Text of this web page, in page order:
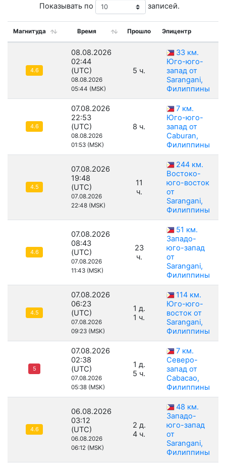
Показывать по записей.
Магнитуда Время Прошло Эпицентр
4.6
08.08.2026
02:44
(UTC)
08.08.2026
05:44 (MSK)
5 ч.
33 км.
Юго-юго-
запад от
Sarangani,
Филиппины
4.6
07.08.2026
22:53
(UTC)
08.08.2026
01:53 (MSK)
8 ч.
7 км.
Юго-юго-
запад от
Caburan,
Филиппины
4.5
07.08.2026
19:48
(UTC)
07.08.2026
22:48 (MSK)
11
ч.
244 км.
Востоко-
юго-восток
от
Sarangani,
Филиппины
4.6
07.08.2026
08:43
(UTC)
07.08.2026
11:43 (MSK)
23
ч.
51 км.
Западо-
юго-запад
от
Sarangani,
Филиппины
4.5
07.08.2026
06:23
(UTC)
07.08.2026
09:23 (MSK)
1 д.
1 ч.
114 км.
Юго-юго-
восток от
Sarangani,
Филиппины
5
07.08.2026
02:38
(UTC)
07.08.2026
05:38 (MSK)
1 д.
5 ч.
7 км.
Северо-
запад от
Cabacao,
Филиппины
4.6
06.08.2026
03:12
(UTC)
06.08.2026
06:12 (MSK)
2 д.
4 ч.
48 км.
Западо-
юго-запад
от
Sarangani,
Филиппины